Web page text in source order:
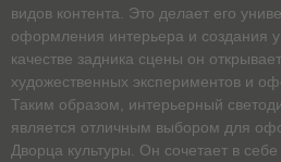
видов контента. Это делает его
оформления интерьера и создания
качестве задника сцены он
художественных экспериментов и
Таким образом, интерьерный
является отличным выбором для
Дворца культуры. Он сочетает в себе